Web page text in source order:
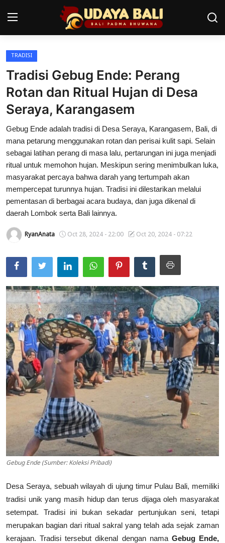
Home
Pura
Desa Adat
Tradisi
Kearifan lokal
Alam Bali
Kisah
Usadha
Indonesia
TRADISI
Tradisi Gebug Ende: Perang
Rotan dan Ritual Hujan di Desa
Seraya, Karangasem
Gebug Ende adalah tradisi di Desa Seraya, Karangasem, Bali, di
mana petarung menggunakan rotan dan perisai kulit sapi. Selain
sebagai latihan perang di masa lalu, pertarungan ini juga menjadi
ritual untuk memohon hujan. Meskipun sering menimbulkan luka,
masyarakat percaya bahwa darah yang tertumpah akan
mempercepat turunnya hujan. Tradisi ini dilestarikan melalui
pementasan di berbagai acara budaya, dan juga dikenal di
daerah Lombok serta Bali lainnya.
RyanAnata Oct 28, 2024 - 22:00 Oct 20, 2024 - 07:22
Gebug Ende (Sumber: Koleksi Pribadi)
Desa Seraya, sebuah wilayah di ujung timur Pulau Bali, memiliki
tradisi unik yang masih hidup dan terus dijaga oleh masyarakat
setempat. Tradisi ini bukan sekadar pertunjukan seni, tetapi
merupakan bagian dari ritual sakral yang telah ada sejak zaman
kerajaan. Tradisi tersebut dikenal dengan nama Gebug Ende,